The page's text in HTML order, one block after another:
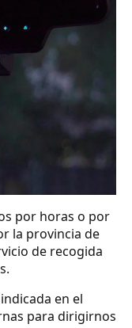
por horas o por
la provincia de
de recogida
en el
para dirigirnos